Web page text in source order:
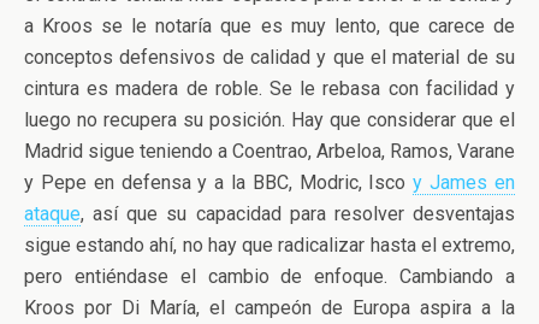
a Kroos se le notaría que es muy lento, que carece de
conceptos defensivos de calidad y que el material de su
cintura es madera de roble. Se le rebasa con facilidad y
luego no recupera su posición. Hay que considerar que el
Madrid sigue teniendo a Coentrao, Arbeloa, Ramos, Varane
y Pepe en defensa y a la BBC, Modric, Iscoy James en
ataque, así que su capacidad para resolver desventajas
sigue estando ahí, no hay que radicalizar hasta el extremo,
pero entiéndase el cambio de enfoque. Cambiando a
Kroos por Di María, el campeón de Europa aspira a la